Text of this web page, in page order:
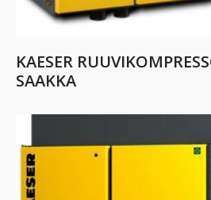
KAESER
SAAKKA